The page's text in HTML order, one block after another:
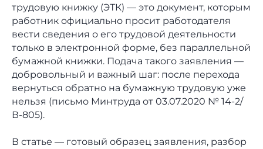
трудовую книжку (ЭТК) — это документ, которым
работник официально просит работодателя
вести сведения о его трудовой деятельности
только в электронной форме, без параллельной
бумажной книжки. Подача такого заявления —
добровольный и важный шаг: после перехода
вернуться обратно на бумажную трудовую уже
нельзя (письмо Минтруда от 03.07.2020 № 14-2/
В-805).
В статье — готовый образец заявления, разбор